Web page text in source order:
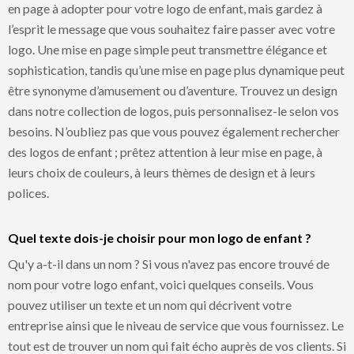
en page à adopter pour votre logo de enfant, mais gardez à
l’esprit le message que vous souhaitez faire passer avec votre
logo. Une mise en page simple peut transmettre élégance et
sophistication, tandis qu’une mise en page plus dynamique peut
être synonyme d’amusement ou d’aventure. Trouvez un design
dans notre collection de logos, puis personnalisez-le selon vos
besoins. N’oubliez pas que vous pouvez également rechercher
des logos de enfant ; prêtez attention à leur mise en page, à
leurs choix de couleurs, à leurs thèmes de design et à leurs
polices.
Quel texte dois-je choisir pour mon logo de enfant ?
Qu'y a-t-il dans un nom ? Si vous n'avez pas encore trouvé de
nom pour votre logo enfant, voici quelques conseils. Vous
pouvez utiliser un texte et un nom qui décrivent votre
entreprise ainsi que le niveau de service que vous fournissez. Le
tout est de trouver un nom qui fait écho auprès de vos clients. Si